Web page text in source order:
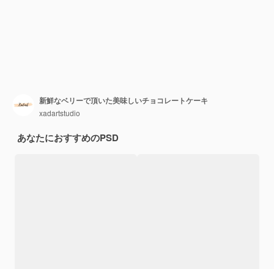
新鮮なベリーで頂いた美味しいチョコレートケーキ
xadartstudio
あなたにおすすめのPSD